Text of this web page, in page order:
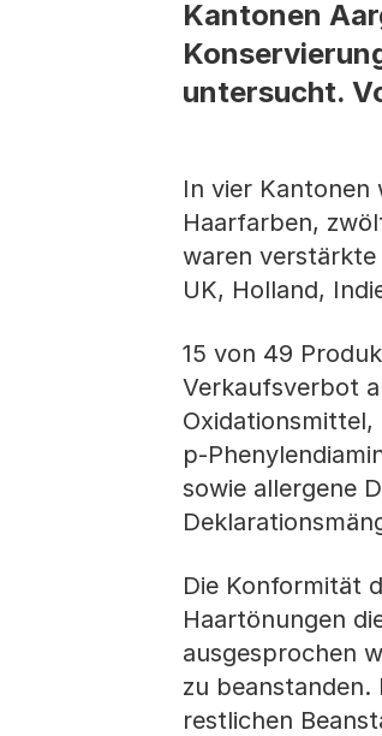
Kantonen
untersucht.
In vier Kantonen
Haarfarben,
waren verstärkte
UK, Holland,
15 von 49
Verkaufsverbot
p-
sowie allergene
Die Konformität
Haartönungen
ausgesprochen
zu
restlichen